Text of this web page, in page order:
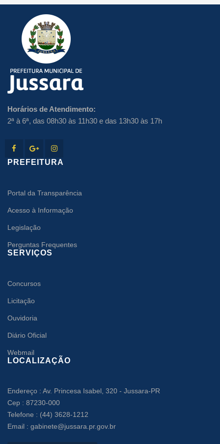
Horários de Atendimento:
2ª à 6ª, das 08h30 às 11h30 e das 13h30 às 17h
PREFEITURA
Portal da Transparência
Acesso à Informação
Legislação
Perguntas Frequentes
SERVIÇOS
Concursos
Licitação
Ouvidoria
Diário Oficial
Webmail
LOCALIZAÇÃO
Endereço : Av. Princesa Isabel, 320 - Jussara-PR
Cep : 87230-000
Telefone : (44) 3628-1212
Email : gabinete@jussara.pr.gov.br